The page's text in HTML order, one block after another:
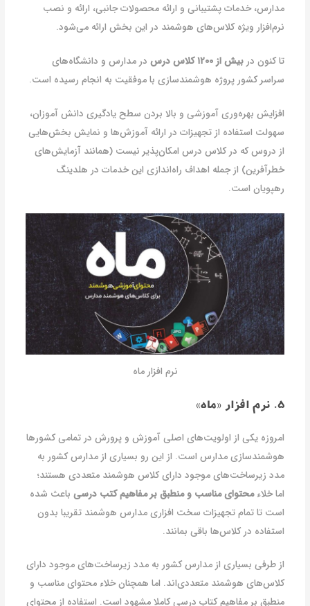
مدارس، خدمات پشتیبانی و ارائه محصولات جانبی، ارائه و نصب
نرم‌افزار ویژه کلاس‌های هوشمند در این بخش ارائه می‌شود.
تا کنون دربیش از ۱۲۰۰ کلاس درس
در مدارس و دانشگاه‌های
سراسر کشور پروژه هوشمندسازی با موفقیت به انجام رسیده است.
افزایش بهره‌وری آموزشی و بالا بردن سطح یادگیری دانش آموزان،
سهولت استفاده از تجهیزات در ارائه آموزش‌ها و نمایش بخش‌هایی
از دروس که در کلاس درس امکان‌پذیر نیست (همانند آزمایش‌های
خطرآفرین) از جمله اهداف راه‌اندازی این خدمات در هلدینگ
رهپویان است.
نرم افزار ماه
۵. نرم افزار «ماه»
امروزه یکی از اولویت‌های اصلی آموزش و پرورش در تمامی کشورها
هوشمندسازی مدارس است. از این رو بسیاری از مدارس کشور به
مدد زیرساخت‌های موجود دارای کلاس هوشمند متعددی هستند؛
اما خلاءمحتوای مناسب و منطبق بر مفاهیم کتب درسی باعث شده
است تا تمام تجهیزات سخت افزاری مدارس هوشمند تقریبا بدون
استفاده در کلاس‌ها باقی بمانند.
از طرفی بسیاری از مدارس کشور به مدد زیرساخت‌های موجود دارای
کلاس‌های هوشمند متعددی‌اند. اما همچنان خلاء محتوای مناسب و
منطبق بر مفاهیم کتاب درسی کاملا مشهود است. استفاده از محتوای